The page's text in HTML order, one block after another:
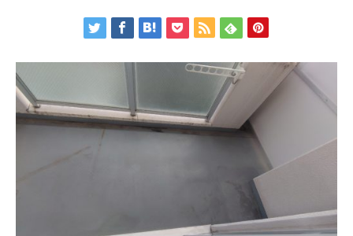
ご依頼までの流れ 料金
遺品の仕分け・買取・
ゴミ屋敷の
ちょっと広めのワンルーム
の遺品整理 西宮市
実績
遺品整理 マンショ
宮市南部